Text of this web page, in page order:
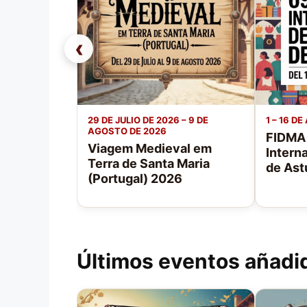
‹
29 DE JULIO DE 2026 – 9 DE
AGOSTO DE 2026
Viagem Medieval em
Terra de Santa Maria
(Portugal) 2026
1 – 16
de
Últimos eventos